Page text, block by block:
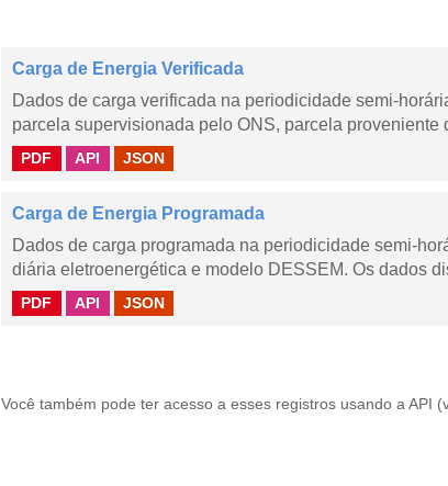
Carga de Energia Verificada
Dados de carga verificada na periodicidade semi-
parcela supervisionada pelo ONS, parcela proveniente
PDF API JSON
Carga de Energia Programada
Dados de carga programada na periodicidade semi-
diária eletroenergética e modelo DESSEM. Os dados
PDF API JSON
Você também pode ter acesso a esses registros usando a API